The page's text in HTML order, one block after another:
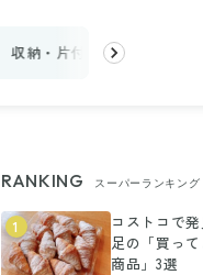
収納・片付け
RANKING スーパーランキング
1
コストコで
足の「買っ
商品」3選